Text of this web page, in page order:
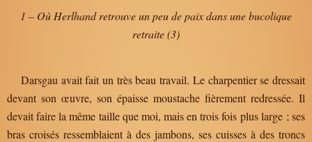
1 – Où Herlhand retrouve un peu de paix dans une bucolique
retraite (3)
Darsgau avait fait un très beau travail. Le charpentier se dressait
devant son œuvre, son épaisse moustache fièrement redressée. Il
devait faire la même taille que moi, mais en trois fois plus large ; ses
bras croisés ressemblaient à des jambons, ses cuisses à des troncs